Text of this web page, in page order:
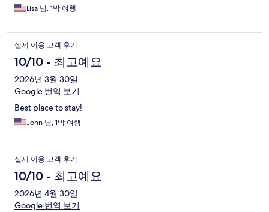
Lisa 님, 1박 여행
실제 이용 고객 후기
10/10 - 최고예요
2026년 3월 30일
Google 번역 보기
Best place to stay!
John 님, 1박 여행
실제 이용 고객 후기
10/10 - 최고예요
2026년 4월 30일
Google 번역 보기